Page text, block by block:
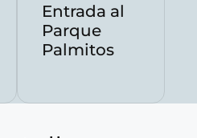
Entrada al
Parque
Palmitos